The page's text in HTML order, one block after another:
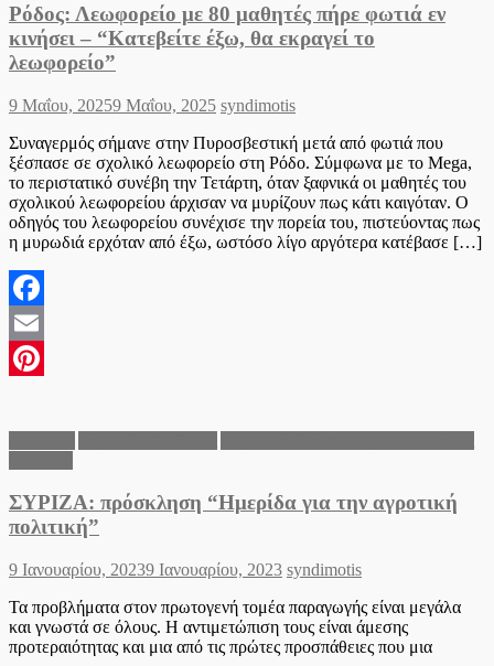
Ρόδος: Λεωφορείο με 80 μαθητές πήρε φωτιά εν
κινήσει – “Κατεβείτε έξω, θα εκραγεί το
λεωφορείο”
Posted
9 Μαΐου, 20259 Μαΐου, 2025 Author
syndimotis
Συναγερμός σήμανε στην Πυροσβεστική μετά από φωτιά που
ξέσπασε σε σχολικό λεωφορείο στη Ρόδο. Σύμφωνα με το Mega,
το περιστατικό συνέβη την Τετάρτη, όταν ξαφνικά οι μαθητές του
σχολικού λεωφορείου άρχισαν να μυρίζουν πως κάτι καιγόταν. Ο
οδηγός του λεωφορείου συνέχισε την πορεία του, πιστεύοντας πως
η μυρωδιά ερχόταν από έξω, ωστόσο λίγο αργότερα κατέβασε […]
Facebook
Email
ΣΥΡΙΖΑ: πρόσκληση “Ημερίδα για την αγροτική
πολιτική”
Posted
9 Ιανουαρίου, 20239 Ιανουαρίου, 2023 Author
syndimotis
Τα προβλήματα στον πρωτογενή τομέα παραγωγής είναι μεγάλα
και γνωστά σε όλους. Η αντιμετώπιση τους είναι άμεσης
προτεραιότητας και μια από τις πρώτες προσπάθειες που μια